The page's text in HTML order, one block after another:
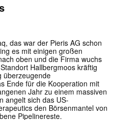
das war der Pieris AG schon
es mit einigen großen
oben und die Firma wuchs
Hallbergmoos kräftig
überzeugende
Ende für die Kooperation mit
Jahr zu einem massiven
angelt sich das US-
den Börsenmantel von
Pipelinereste.